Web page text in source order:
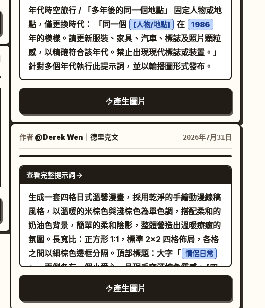
豔的色彩。雨水柔和地閃爍著光芒，城市燈火變得溫暖
而生動，周圍的每一個細節都活了起來。人群在背景中
顯得模糊且無足輕重，而兩人站在傘下，分享著一種無
聲且神奇的連結。這個場景充滿情感、浪漫且充滿希
望，象徵著一個小小的善舉如何為他人的生命帶來色
年代時空旅行 / 「多年後的同一個地點」 固定人物或地
點，僅更換時代： 「同一個
[人物/地點] 在 1986
年的模樣。請更新服裝、家具、汽車、標誌及照片顆粒
感，以精確符合該年代。禁止出現現代標誌或裝置。」
針對多個年代執行此提示詞，並以輪播圖形式發布。
產生圖片
作者 @Derek Wen｜德里克文 2026年7月31日
GPT IMAGE 2
查看完整提示詞
生成一套四格日式溫馨漫畫，採用乾淨的手繪動漫線稿
風格，以溫暖的米棕色與淺棕色為單色調，搭配柔和的
奶油色背景，簡單的柔和陰影，整體營造出溫暖療癒的
氛圍。長寬比：正方形 1:1，標準 2x2 四格佈局，各格
之間以細棕色邊框分隔。頂部標題：大字「 情侶日常
」，兩側各有一個小愛心，呈現手寫深棕色質感。 [四
格內容] 第 1 格：年輕亞洲情侶的站立肖像。
身後，雙手輕放在她的肩膀上，兩人皆對著
產生圖片